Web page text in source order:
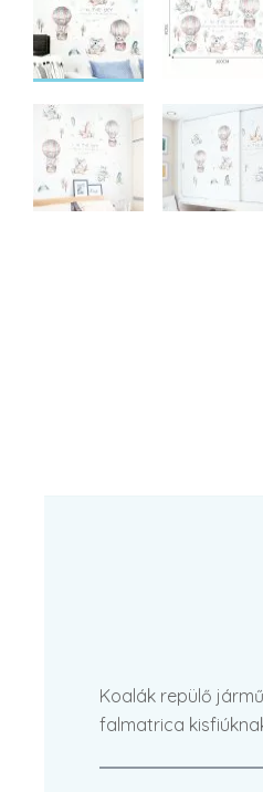
Koalák repülő
falmatrica